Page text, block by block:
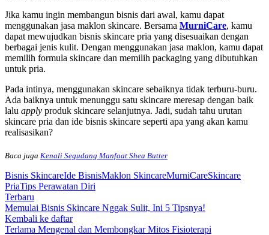
Jika kamu ingin membangun bisnis dari awal, kamu dapat
menggunakan jasa maklon skincare. Bersama MurniCare, kamu
dapat mewujudkan bisnis skincare pria yang disesuaikan dengan
berbagai jenis kulit. Dengan menggunakan jasa maklon, kamu dapat
memilih formula skincare dan memilih packaging yang dibutuhkan
untuk pria.
Pada intinya, menggunakan skincare sebaiknya tidak terburu-buru.
Ada baiknya untuk menunggu satu skincare meresap dengan baik
lalu apply produk skincare selanjutnya. Jadi, sudah tahu urutan
skincare pria dan ide bisnis skincare seperti apa yang akan kamu
realisasikan?
Baca juga Kenali Segudang Manfaat Shea Butter
Bisnis SkincareIde BisnisMaklon SkincareMurniCareSkincare
PriaTips Perawatan Diri
Terbaru
Memulai Bisnis Skincare Nggak Sulit, Ini 5 Tipsnya!
Kembali ke daftar
Terlama Mengenal dan Membongkar Mitos Fisioterapi